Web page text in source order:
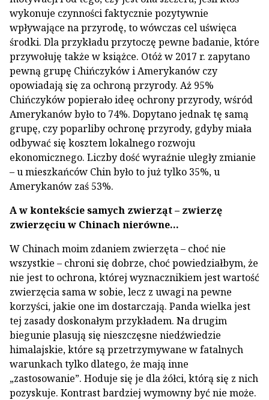
wykonuje czynności faktycznie pozytywnie
wpływające na przyrodę, to wówczas cel uświęca
środki. Dla przykładu przytoczę pewne badanie, które
przywołuję także w książce. Otóż w 2017 r. zapytano
pewną grupę Chińczyków i Amerykanów czy
opowiadają się za ochroną przyrody. Aż 95%
Chińczyków popierało ideę ochrony przyrody, wśród
Amerykanów było to 74%. Dopytano jednak tę samą
grupę, czy poparliby ochronę przyrody, gdyby miała
odbywać się kosztem lokalnego rozwoju
ekonomicznego. Liczby dość wyraźnie uległy zmianie
– u mieszkańców Chin było to już tylko 35%, u
Amerykanów zaś 53%.
A w kontekście samych zwierząt – zwierzę
zwierzęciu w Chinach nierówne...
W Chinach moim zdaniem zwierzęta – choć nie
wszystkie – chroni się dobrze, choć powiedziałbym, że
nie jest to ochrona, której wyznacznikiem jest wartość
zwierzęcia sama w sobie, lecz z uwagi na pewne
korzyści, jakie one im dostarczają. Panda wielka jest
tej zasady doskonałym przykładem. Na drugim
biegunie plasują się nieszczęsne niedźwiedzie
himalajskie, które są przetrzymywane w fatalnych
warunkach tylko dlatego, że mają inne
„zastosowanie”. Hoduje się je dla żółci, którą się z nich
pozyskuje. Kontrast bardziej wymowny być nie może.